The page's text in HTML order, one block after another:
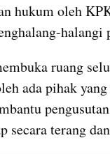
hukum oleh
halangi
ruang
ada pihak
secara terang